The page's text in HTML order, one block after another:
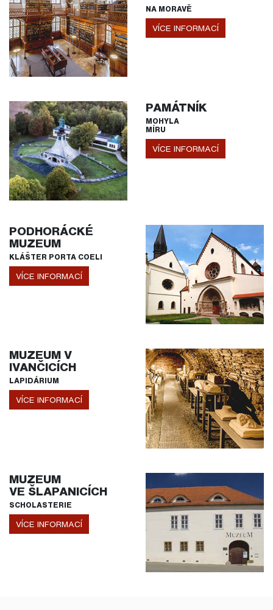
NA MORAVĚ
VÍCE INFORMACÍ
PAMÁTNÍK
MOHYLA
MÍRU
VÍCE INFORMACÍ
PODHORÁCKÉ
MUZEUM
KLÁŠTER PORTA COELI
VÍCE INFORMACÍ
MUZEUM V
IVANČICÍCH
LAPIDÁRIUM
VÍCE INFORMACÍ
MUZEUM
VE ŠLAPANICÍCH
SCHOLASTERIE
VÍCE INFORMACÍ